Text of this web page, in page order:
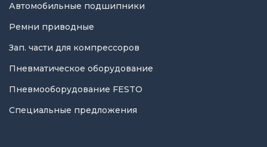
Автомобильные подшипники
Ремни приводные
Зап. части для компрессоров
Пневматическое оборудование
Пневмооборудование FESTO
Специальные предложения